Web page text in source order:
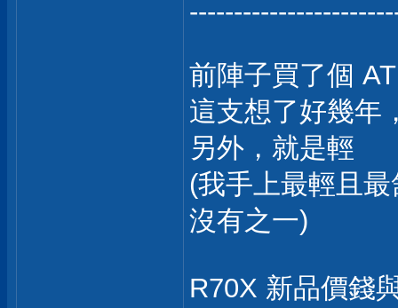
前陣子買了個
這支想了好幾年
另外，就是輕
(我手上最輕且
沒有之一)
R70X 新品價錢